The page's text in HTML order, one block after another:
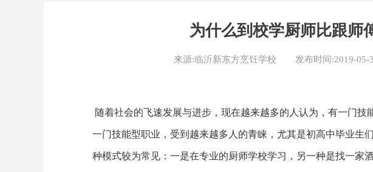
为什么到校学厨师比跟师
来源:临沂新东方烹饪学校 发布时间:2019-05-
随着社会的飞速发展与进步，现在越来越多的人认为，有一门技
一门技能型职业，受到越来越多人的青睐，尤其是初高中毕业生
种模式较为常见：一是在专业的厨师学校学习，另一种是找一家